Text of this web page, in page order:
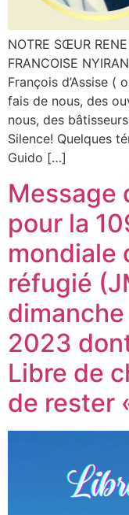
NOTRE SŒUR RENE
FRANCOISE
François d’Assise
fais de nous, des
nous, des
Silence! Quelques
Guido […]
Message
pour la
mondiale
réfugié
2023
Libre de
de rester